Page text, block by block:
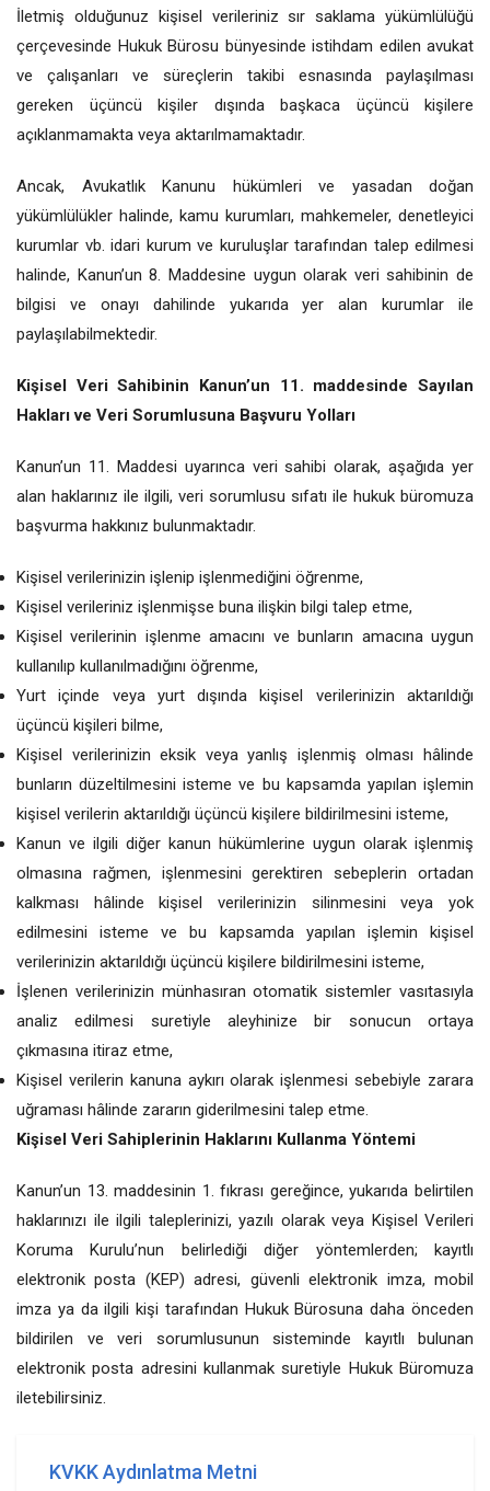
İletmiş olduğunuz kişisel verileriniz sır saklama yükümlülüğü
çerçevesinde Hukuk Bürosu bünyesinde istihdam edilen avukat
ve çalışanları ve süreçlerin takibi esnasında paylaşılması
gereken üçüncü kişiler dışında başkaca üçüncü kişilere
açıklanmamakta veya aktarılmamaktadır.
Ancak, Avukatlık Kanunu hükümleri ve yasadan doğan
yükümlülükler halinde, kamu kurumları, mahkemeler, denetleyici
kurumlar vb. idari kurum ve kuruluşlar tarafından talep edilmesi
halinde, Kanun’un 8. Maddesine uygun olarak veri sahibinin de
bilgisi ve onayı dahilinde yukarıda yer alan kurumlar ile
paylaşılabilmektedir.
Kişisel Veri Sahibinin Kanun’un 11. maddesinde Sayılan
Hakları ve Veri Sorumlusuna Başvuru Yolları
Kanun’un 11. Maddesi uyarınca veri sahibi olarak, aşağıda yer
alan haklarınız ile ilgili, veri sorumlusu sıfatı ile hukuk büromuza
başvurma hakkınız bulunmaktadır.
Kişisel verilerinizin işlenip işlenmediğini öğrenme,
Kişisel verileriniz işlenmişse buna ilişkin bilgi talep etme,
Kişisel verilerinin işlenme amacını ve bunların amacına uygun
kullanılıp kullanılmadığını öğrenme,
Yurt içinde veya yurt dışında kişisel verilerinizin aktarıldığı
üçüncü kişileri bilme,
Kişisel verilerinizin eksik veya yanlış işlenmiş olması hâlinde
bunların düzeltilmesini isteme ve bu kapsamda yapılan işlemin
kişisel verilerin aktarıldığı üçüncü kişilere bildirilmesini isteme,
Kanun ve ilgili diğer kanun hükümlerine uygun olarak işlenmiş
olmasına rağmen, işlenmesini gerektiren sebeplerin ortadan
kalkması hâlinde kişisel verilerinizin silinmesini veya yok
edilmesini isteme ve bu kapsamda yapılan işlemin kişisel
verilerinizin aktarıldığı üçüncü kişilere bildirilmesini isteme,
İşlenen verilerinizin münhasıran otomatik sistemler vasıtasıyla
analiz edilmesi suretiyle aleyhinize bir sonucun ortaya
çıkmasına itiraz etme,
Kişisel verilerin kanuna aykırı olarak işlenmesi sebebiyle zarara
uğraması hâlinde zararın giderilmesini talep etme.
Kişisel Veri Sahiplerinin Haklarını Kullanma Yöntemi
Kanun’un 13. maddesinin 1. fıkrası gereğince, yukarıda belirtilen
haklarınızı ile ilgili taleplerinizi, yazılı olarak veya Kişisel Verileri
Koruma Kurulu’nun belirlediği diğer yöntemlerden; kayıtlı
elektronik posta (KEP) adresi, güvenli elektronik imza, mobil
imza ya da ilgili kişi tarafından Hukuk Bürosuna daha önceden
bildirilen ve veri sorumlusunun sisteminde kayıtlı bulunan
elektronik posta adresini kullanmak suretiyle Hukuk Büromuza
iletebilirsiniz.
KVKK Aydınlatma Metni